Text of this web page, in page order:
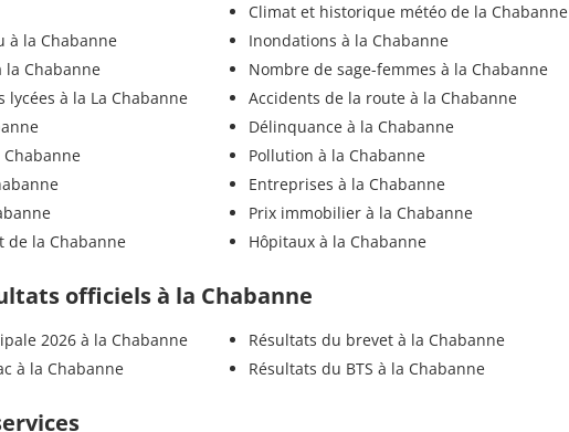
à la Chabanne
la Chabanne
lycées à la La Chabanne
Chabanne
de la Chabanne
Climat et historique météo de la Chabanne
Inondations à la Chabanne
Nombre de sage-femmes à la Chabanne
Accidents de la route à la Chabanne
Délinquance à la Chabanne
Pollution à la Chabanne
Entreprises à la Chabanne
Prix immobilier à la Chabanne
Hôpitaux à la Chabanne
officiels à la Chabanne
2026 à la Chabanne
à la Chabanne
Résultats du brevet à la Chabanne
Résultats du BTS à la Chabanne